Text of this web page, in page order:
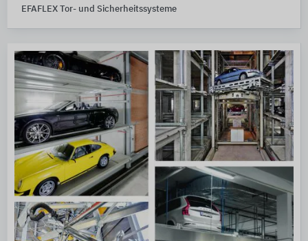
EFAFLEX Tor- und Sicherheitssysteme